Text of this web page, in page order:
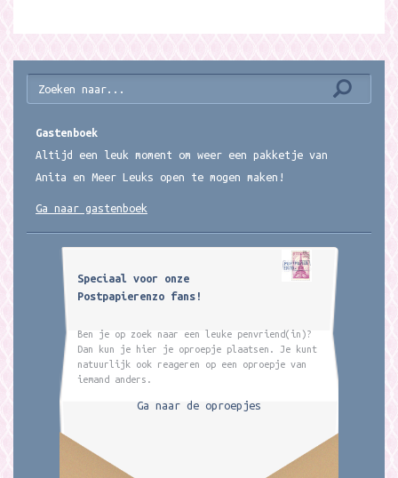
Gastenboek
Altijd een leuk moment om weer een pakketje van
Anita en Meer Leuks open te mogen maken!
Ga naar gastenboek
Speciaal voor onze
Postpapierenzo fans!
Ben je op zoek naar een leuke penvriend(in)?
Dan kun je hier je oproepje plaatsen. Je kunt
natuurlijk ook reageren op een oproepje van
iemand anders.
Ga naar de oproepjes